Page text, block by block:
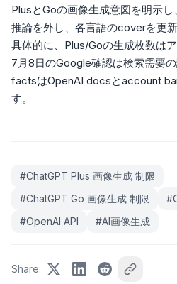
PlusとGoの画像生成意図を明示
推論を外し、各言語のcoverを更
具体的に、Plus/Goの生成枚数は
7月8日のGoogle確認は検索需要
factsはOpenAI docsとaccount
す。
#ChatGPT Plus 画像生成 制限
#ChatGPT Go 画像生成 制限 #
#OpenAI API #AI画像生成
Share: